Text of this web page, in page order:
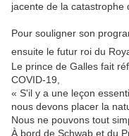
jacente de la catastrophe
Pour souligner son
ensuite le futur roi du
Le prince de Galles fait
COVID-19,
« S'il y a une leçon
nous devons placer la
Nous ne pouvons tout
À bord de Schwab et du